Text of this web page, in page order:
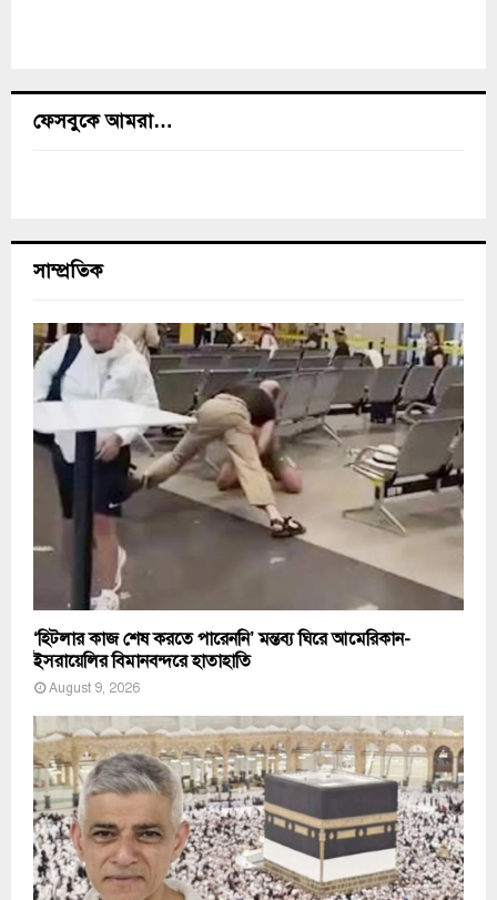
ফেসবুকে আমরা…
সাম্প্রতিক
‘হিটলার কাজ শেষ করতে পারেননি’ মন্তব্য ঘিরে আমেরিকান-
ইসরায়েলির বিমানবন্দরে হাতাহাতি
August 9, 2026